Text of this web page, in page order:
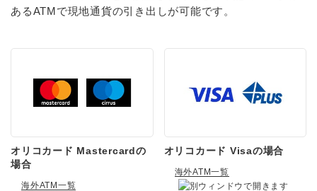
あるATMで現地通貨の引き出しが可能です。
オリコカード Mastercardの
場合
海外ATM一覧
オリコカード Visaの場合
海外ATM一覧